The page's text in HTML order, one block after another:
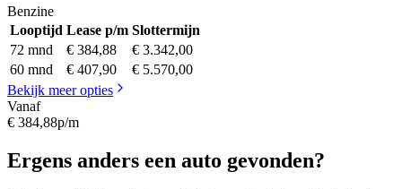
Benzine
Looptijd Lease p/m Slottermijn
72 mnd
€ 384,88
€ 3.342,00
60 mnd
€ 407,90
€ 5.570,00
Bekijk meer opties
Vanaf
€ 384,88p/m
Ergens anders een auto gevonden?